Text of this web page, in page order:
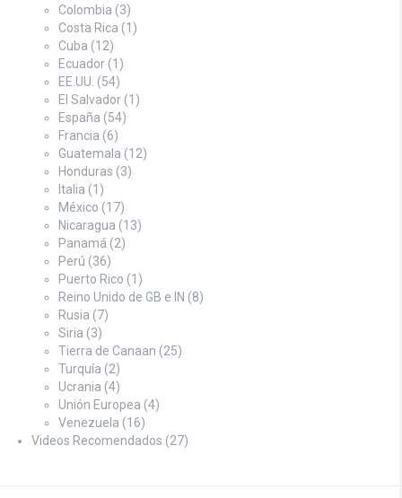
Colombia (3)
Costa Rica (1)
Cuba (12)
Ecuador (1)
EE.UU. (54)
El Salvador (1)
España (54)
Francia (6)
Guatemala (12)
Honduras (3)
Italia (1)
México (17)
Nicaragua (13)
Panamá (2)
Perú (36)
Puerto Rico (1)
Reino Unido de GB e IN (8)
Rusia (7)
Siria (3)
Tierra de Canaan (25)
Turquía (2)
Ucrania (4)
Unión Europea (4)
Venezuela (16)
Videos Recomendados (27)